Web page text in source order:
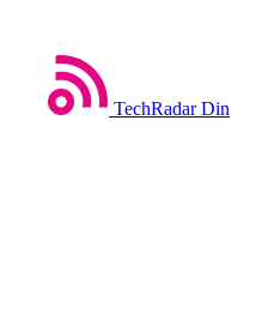
TechRadar Din